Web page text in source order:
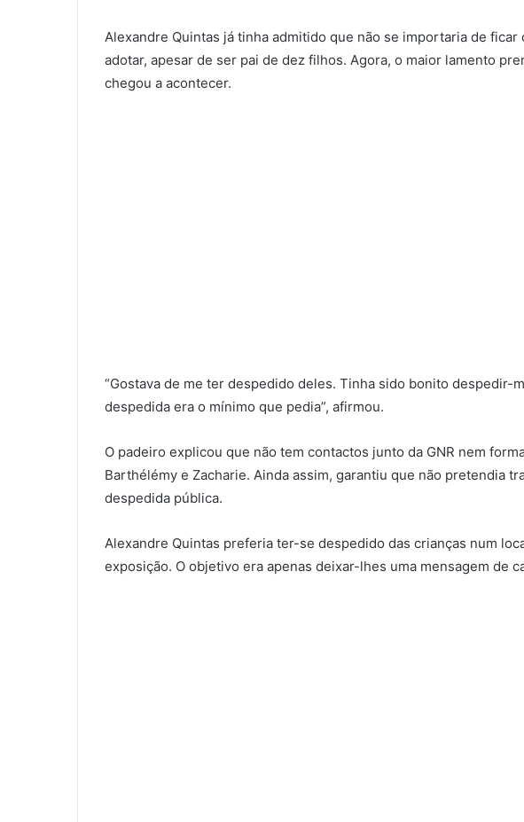
Alexandre Quintas já tinha admitido que não se importaria de ficar
adotar, apesar de ser pai de dez filhos. Agora, o maior lamento
chegou a acontecer.
“Gostava de me ter despedido deles. Tinha sido bonito despedir-
despedida era o mínimo que pedia”, afirmou.
O padeiro explicou que não tem contactos junto da GNR nem
Barthélémy e Zacharie. Ainda assim, garantiu que não pretendia
despedida pública.
Alexandre Quintas preferia ter-se despedido das crianças num
exposição. O objetivo era apenas deixar-lhes uma mensagem de